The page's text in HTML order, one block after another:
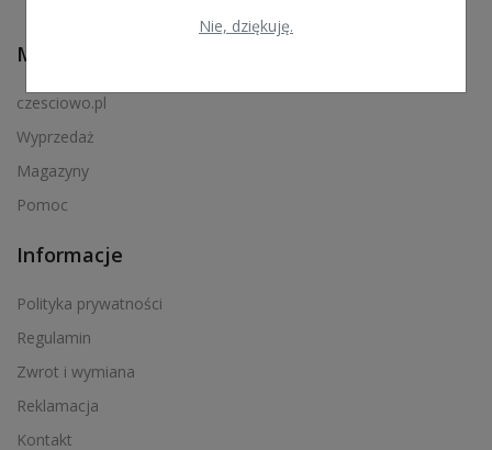
Nie, dziękuję.
Menu podręczne
czesciowo.pl
Wyprzedaż
Magazyny
Pomoc
Informacje
Polityka prywatności
Regulamin
Zwrot i wymiana
Reklamacja
Kontakt